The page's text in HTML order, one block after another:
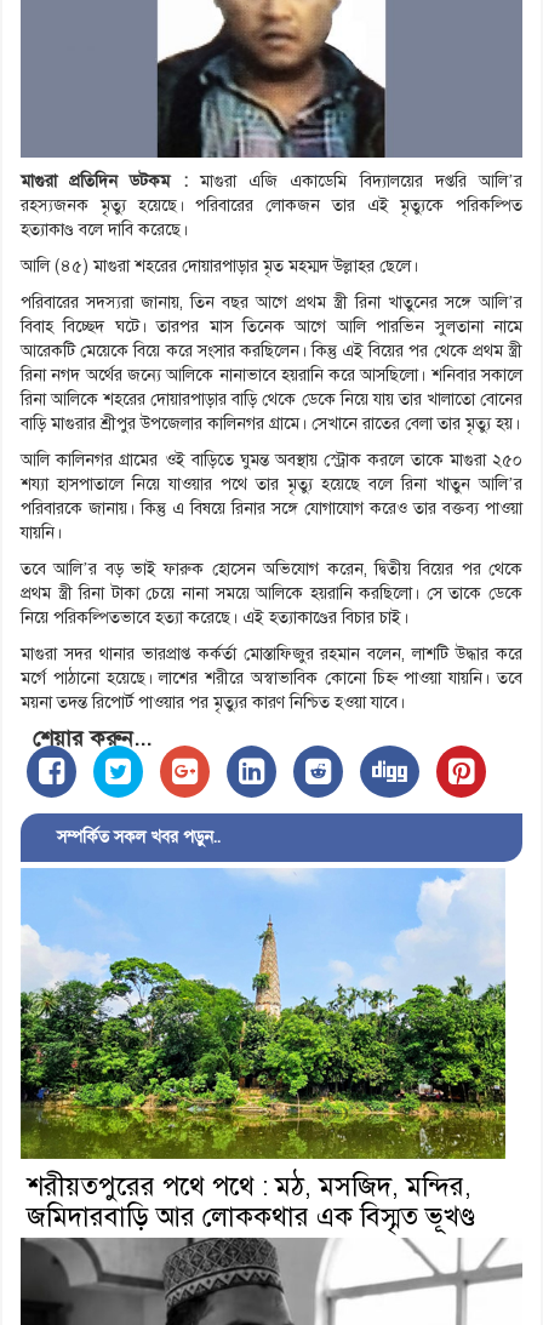
মাগুরা প্রতিদিন ডটকম :মাগুরা এজি একাডেমি বিদ্যালয়ের দপ্তরি আলি’র
রহস্যজনক মৃত্যু হয়েছে। পরিবারের লোকজন তার এই মৃত্যুকে পরিকল্পিত
হত্যাকাণ্ড বলে দাবি করেছে।
আলি (৪৫) মাগুরা শহরের দোয়ারপাড়ার মৃত মহম্মদ উল্লাহর ছেলে।
পরিবারের সদস্যরা জানায়, তিন বছর আগে প্রথম স্ত্রী রিনা খাতুনের সঙ্গে আলি’র
বিবাহ বিচ্ছেদ ঘটে। তারপর মাস তিনেক আগে আলি পারভিন সুলতানা নামে
আরেকটি মেয়েকে বিয়ে করে সংসার করছিলেন। কিন্তু এই বিয়ের পর থেকে প্রথম স্ত্রী
রিনা নগদ অর্থের জন্যে আলিকে নানাভাবে হয়রানি করে আসছিলো। শনিবার সকালে
রিনা আলিকে শহরের দোয়ারপাড়ার বাড়ি থেকে ডেকে নিয়ে যায় তার খালাতো বোনের
বাড়ি মাগুরার শ্রীপুর উপজেলার কালিনগর গ্রামে। সেখানে রাতের বেলা তার মৃত্যু হয়।
আলি কালিনগর গ্রামের ওই বাড়িতে ঘুমন্ত অবস্থায় স্ট্রোক করলে তাকে মাগুরা ২৫০
শয্যা হাসপাতালে নিয়ে যাওয়ার পথে তার মৃত্যু হয়েছে বলে রিনা খাতুন আলি’র
পরিবারকে জানায়। কিন্তু এ বিষয়ে রিনার সঙ্গে যোগাযোগ করেও তার বক্তব্য পাওয়া
যায়নি।
তবে আলি’র বড় ভাই ফারুক হোসেন অভিযোগ করেন, দ্বিতীয় বিয়ের পর থেকে
প্রথম স্ত্রী রিনা টাকা চেয়ে নানা সময়ে আলিকে হয়রানি করছিলো। সে তাকে ডেকে
নিয়ে পরিকল্পিতভাবে হত্যা করেছে। এই হত্যাকাণ্ডের বিচার চাই।
মাগুরা সদর থানার ভারপ্রাপ্ত কর্কর্তা মোস্তাফিজুর রহমান বলেন, লাশটি উদ্ধার করে
মর্গে পাঠানো হয়েছে। লাশের শরীরে অস্বাভাবিক কোনো চিহ্ন পাওয়া যায়নি। তবে
ময়না তদন্ত রিপোর্ট পাওয়ার পর মৃত্যুর কারণ নিশ্চিত হওয়া যাবে।
শেয়ার করুন...
সম্পর্কিত সকল খবর পড়ুন..
শরীয়তপুরের পথে পথে : মঠ, মসজিদ, মন্দির,
জমিদারবাড়ি আর লোককথার এক বিস্মৃত ভূখণ্ড